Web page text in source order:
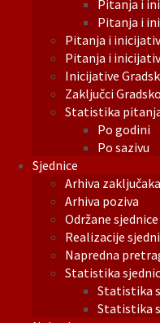
Pitanja i
Pitanja i
Pitanja i
Pitanja i
Inicijative
Zaključci
Statistika
Po godini
Po sazivu
Sjednice
Arhiva zaključaka
Arhiva poziva
Održane sjednice
Realizacije
Napredna
Statistika
Statistika
Statistika